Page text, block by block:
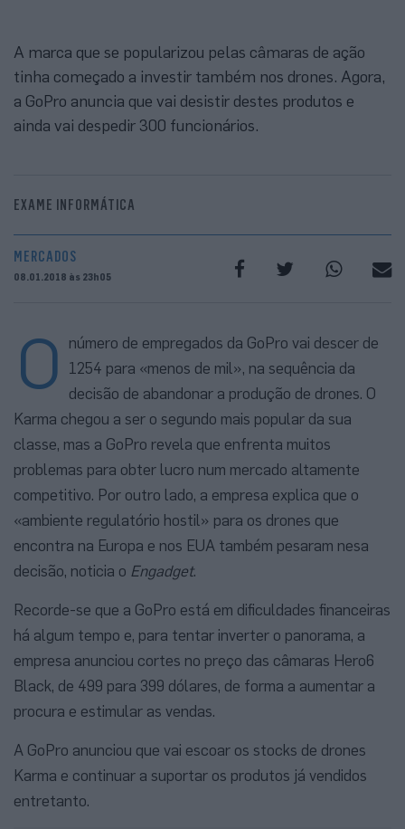
A marca que se popularizou pelas câmaras de ação
tinha começado a investir também nos drones. Agora,
a GoPro anuncia que vai desistir destes produtos e
ainda vai despedir 300 funcionários.
EXAME INFORMÁTICA
MERCADOS
08.01.2018 às 23h05
O
número de empregados da GoPro vai descer de
1254 para «menos de mil», na sequência da
decisão de abandonar a produção de drones. O
Karma chegou a ser o segundo mais popular da sua
classe, mas a GoPro revela que enfrenta muitos
problemas para obter lucro num mercado altamente
competitivo. Por outro lado, a empresa explica que o
«ambiente regulatório hostil» para os drones que
encontra na Europa e nos EUA também pesaram nesa
decisão, noticia o Engadget.
Recorde-se que a GoPro está em dificuldades financeiras
há algum tempo e, para tentar inverter o panorama, a
empresa anunciou cortes no preço das câmaras Hero6
Black, de 499 para 399 dólares, de forma a aumentar a
procura e estimular as vendas.
A GoPro anunciou que vai escoar os stocks de drones
Karma e continuar a suportar os produtos já vendidos
entretanto.